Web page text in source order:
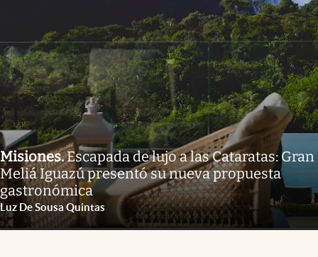
Misiones.Escapada de lujo a las Cataratas: Gran
Meliá Iguazú presentó su nueva propuesta
gastronómica
Luz De Sousa Quintas